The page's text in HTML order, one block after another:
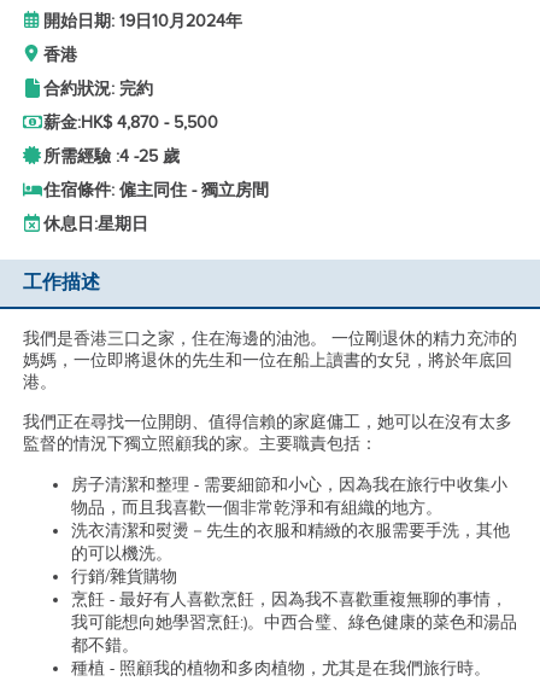
開始日期: 19日10月2024年
香港
合約狀況: 完約
薪金:HK$ 4,870 - 5,500
所需經驗 :4 -25 歲
住宿條件: 僱主同住 - 獨立房間
休息日:星期日
工作描述
我們是香港三口之家，住在海邊的油池。 一位剛退休的精力充沛的
媽媽，一位即將退休的先生和一位在船上讀書的女兒，將於年底回
港。
我們正在尋找一位開朗、值得信賴的家庭傭工，她可以在沒有太多
監督的情況下獨立照顧我的家。主要職責包括：
房子清潔和整理 - 需要細節和小心，因為我在旅行中收集小
物品，而且我喜歡一個非常乾淨和有組織的地方。
洗衣清潔和熨燙－先生的衣服和精緻的衣服需要手洗，其他
的可以機洗。
行銷/雜貨購物
烹飪 - 最好有人喜歡烹飪，因為我不喜歡重複無聊的事情，
我可能想向她學習烹飪:)。中西合璧、綠色健康的菜色和湯品
都不錯。
種植 - 照顧我的植物和多肉植物，尤其是在我們旅行時。